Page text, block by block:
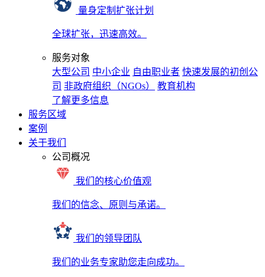
量身定制扩张计划
全球扩张，迅速高效。
服务对象
大型公司 中小企业 自由职业者 快速发展的初创公
司 非政府组织（NGOs）
教育机构
了解更多信息
服务区域
案例
关于我们
公司概况
我们的核心价值观
我们的信念、原则与承诺。
我们的领导团队
我们的业务专家助您走向成功。